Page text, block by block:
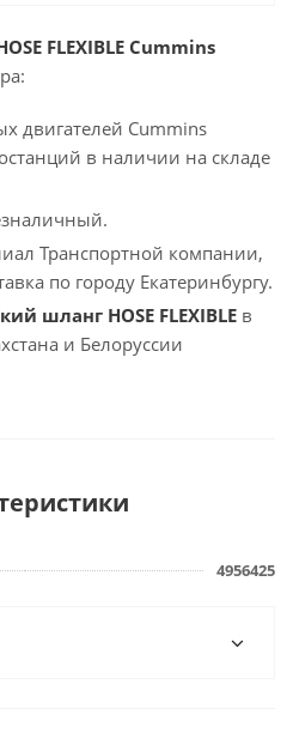
FLEXIBLE Cummins
двигателей Cummins
в наличии на складе
Транспортной компании,
по городу Екатеринбургу.
шланг HOSE FLEXIBLE в
и Белоруссии
4956425